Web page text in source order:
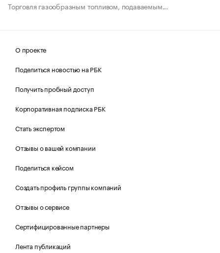
Торговля газообразным топливом, подаваемым...
О проекте
Поделиться новостью на РБК
Получить пробный доступ
Корпоративная подписка РБК
Стать экспертом
Отзывы о вашей компании
Поделиться кейсом
Создать профиль группы компаний
Отзывы о сервисе
Сертифицированные партнеры
Лента публикаций